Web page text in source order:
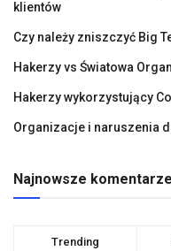
klientów
Czy należy zniszczyć Big
Hakerzy vs Światowa
Hakerzy wykorzystujący
Organizacje i naruszenia
Najnowsze komentarze
Trending